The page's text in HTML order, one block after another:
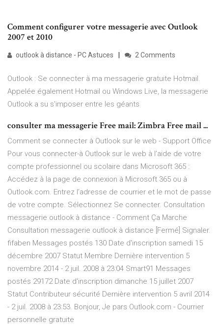
Comment configurer votre messagerie avec Outlook
2007 et 2010
outlook à distance - PC Astuces 2 Comments
Outlook : Se connecter à ma messagerie gratuite Hotmail.
Appelée également Hotmail ou Windows Live, la messagerie
Outlook a su s'imposer entre les géants
consulter ma messagerie Free mail: Zimbra Free mail ...
Comment se connecter à Outlook sur le web - Support Office
Pour vous connecter-à Outlook sur le web à l’aide de votre
compte professionnel ou scolaire dans Microsoft 365 :
Accédez à la page de connexion à Microsoft 365 ou à
Outlook.com. Entrez l’adresse de courrier et le mot de passe
de votre compte. Sélectionnez Se connecter. Consultation
messagerie outlook à distance - Comment Ça Marche
Consultation messagerie outlook à distance [Fermé] Signaler.
fifaben Messages postés 130 Date d'inscription samedi 15
décembre 2007 Statut Membre Dernière intervention 5
novembre 2014 - 2 juil. 2008 à 23:04 Smart91 Messages
postés 29172 Date d'inscription dimanche 15 juillet 2007
Statut Contributeur sécurité Dernière intervention 5 avril 2014
- 2 juil. 2008 à 23:53. Bonjour, Je pars Outlook.com - Courrier
personnelle gratuite